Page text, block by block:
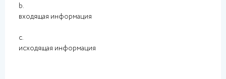
b.
входящая информация
c.
исходящая информация